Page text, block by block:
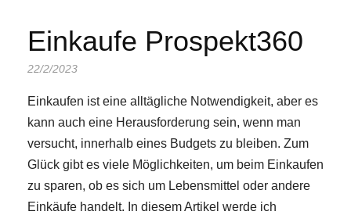
Einkaufe Prospekt360
22/2/2023
Einkaufen ist eine alltägliche Notwendigkeit, aber es
kann auch eine Herausforderung sein, wenn man
versucht, innerhalb eines Budgets zu bleiben. Zum
Glück gibt es viele Möglichkeiten, um beim Einkaufen
zu sparen, ob es sich um Lebensmittel oder andere
Einkäufe handelt. In diesem Artikel werde ich